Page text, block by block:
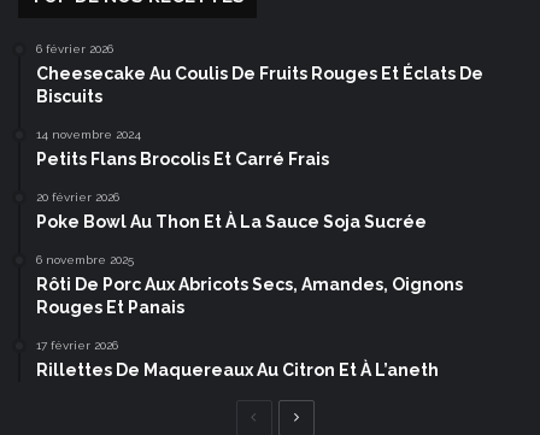
6 février 2026
Cheesecake Au Coulis De Fruits Rouges Et Éclats De
Biscuits
14 novembre 2024
Petits Flans Brocolis Et Carré Frais
20 février 2026
Poke Bowl Au Thon Et À La Sauce Soja Sucrée
6 novembre 2025
Rôti De Porc Aux Abricots Secs, Amandes, Oignons
Rouges Et Panais
17 février 2026
Rillettes De Maquereaux Au Citron Et À L’aneth
Page